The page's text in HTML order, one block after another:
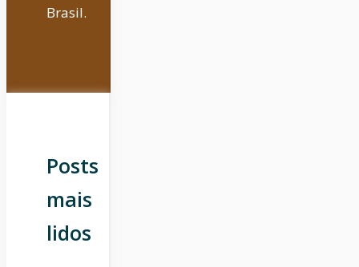
Brasil.
Posts
mais
lidos